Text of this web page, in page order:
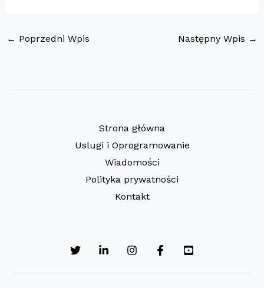
← Poprzedni Wpis Następny Wpis →
Strona główna
Uslugi i Oprogramowanie
Wiadomości
Polityka prywatności
Kontakt